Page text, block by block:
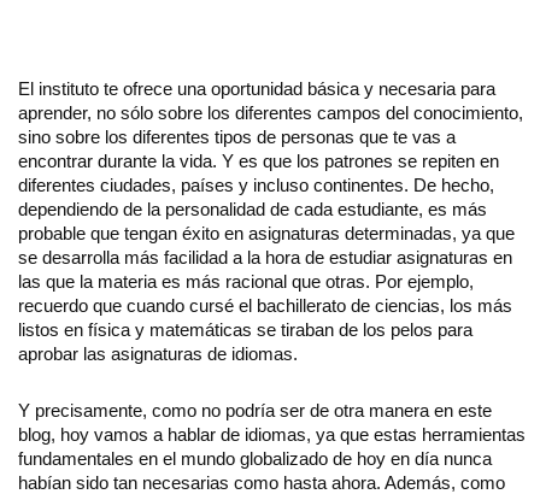
El instituto te ofrece una oportunidad básica y necesaria para
aprender, no sólo sobre los diferentes campos del conocimiento,
sino sobre los diferentes tipos de personas que te vas a
encontrar durante la vida. Y es que los patrones se repiten en
diferentes ciudades, países y incluso continentes. De hecho,
dependiendo de la personalidad de cada estudiante, es más
probable que tengan éxito en asignaturas determinadas, ya que
se desarrolla más facilidad a la hora de estudiar asignaturas en
las que la materia es más racional que otras. Por ejemplo,
recuerdo que cuando cursé el bachillerato de ciencias, los más
listos en física y matemáticas se tiraban de los pelos para
aprobar las asignaturas de idiomas.
Y precisamente, como no podría ser de otra manera en este
blog, hoy vamos a hablar de idiomas, ya que estas herramientas
fundamentales en el mundo globalizado de hoy en día nunca
habían sido tan necesarias como hasta ahora. Además, como